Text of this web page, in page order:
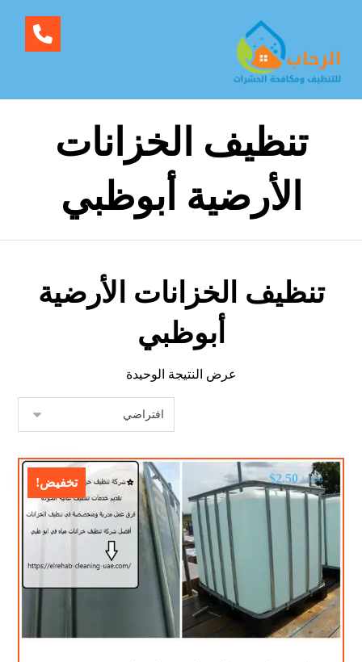
تنظيف الخزانات
الأرضية أبوظبي
تنظيف الخزانات الأرضية
أبوظبي
عرض النتيجة الوحيدة
تخفيض! $4.00
$2.50